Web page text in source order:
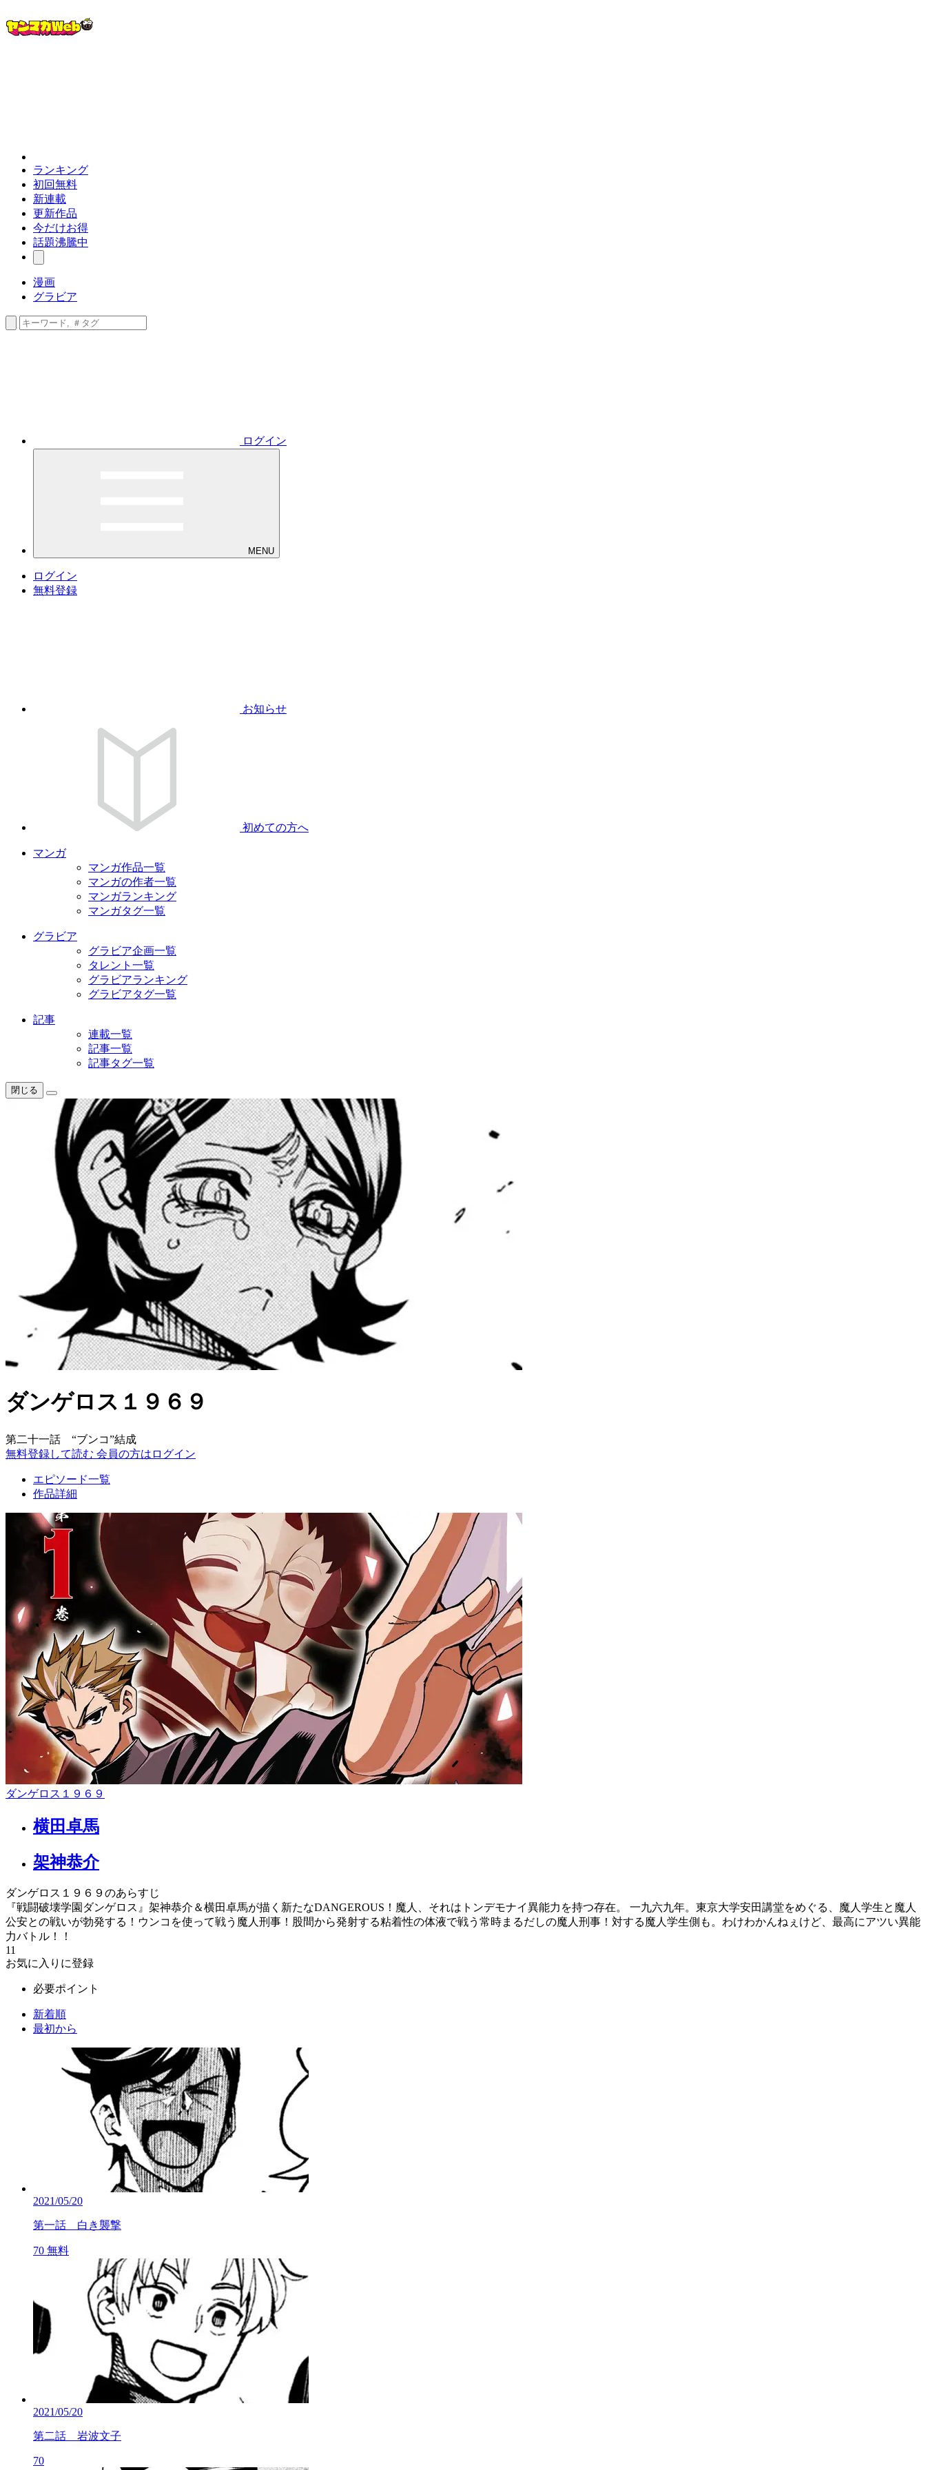
ランキング
初回無料
新連載
更新作品
今だけお得
話題沸騰中
漫画
グラビア
ログイン
MENU
ログイン
無料登録
お知らせ
初めての方へ
マンガ
マンガ作品一覧
マンガの作者一覧
マンガランキング
マンガタグ一覧
グラビア
グラビア企画一覧
タレント一覧
グラビアランキング
グラビアタグ一覧
記事
連載一覧
記事一覧
記事タグ一覧
閉じる
ダンゲロス１９６９
第二十一話 “ブンコ”結成
無料登録して読む 会員の方はログイン
エピソード一覧
作品詳細
ダンゲロス１９６９
横田卓馬
架神恭介
ダンゲロス１９６９のあらすじ
『戦闘破壊学園ダンゲロス』架神恭介＆横田卓馬が描く新たなDANGEROUS！魔人、それはトンデモナイ異能力を持つ存在。 一九六九年。東京大学安田講堂をめぐる、魔人学生と魔人
公安との戦いが勃発する！ウンコを使って戦う魔人刑事！股間から発射する粘着性の体液で戦う常時まるだしの魔人刑事！対する魔人学生側も。わけわかんねぇけど、最高にアツい異能
力バトル！！
11
お気に入りに登録
必要ポイント
新着順
最初から
2021/05/20
第一話 白き襲撃
70 無料
2021/05/20
第二話 岩波文子
70